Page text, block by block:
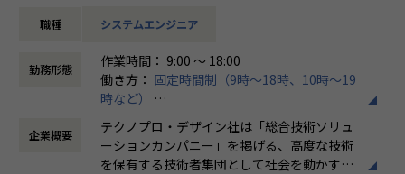
【業務内容】
部品は、エンジン、吸排気部品、パワートレイン、ドライブ
トレイン、ボデー、モーター、アクセサリー関連など多種多
様になります。
【テクノプロ・デザイン社について】
当社は年間売上が1,600億円を超える国内最大の技術ソリュ
職種 システムエンジニア
勤務形態
作業時間： 9:00 ～ 18:00
働き方： 固定時間制（9時～18時、10時～19
時など）
時間外労働の有無： 有（月平均20時間）
休憩時間： 60分
企業概要
テクノプロ・デザイン社は「総合技術ソリュ
ーションカンパニー」を掲げる、高度な技術
を保有する技術者集団として社会を動かすこ